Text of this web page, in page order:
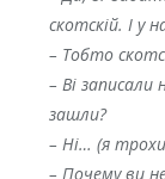
скотскій. І у
– Тобто
– Ві записали
зашли?
– Ні… (я
– Почему ви